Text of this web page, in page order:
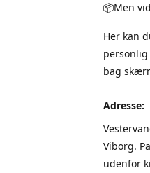
📦Men
Her kan
bag
Adresse:
Viborg.
udenfor